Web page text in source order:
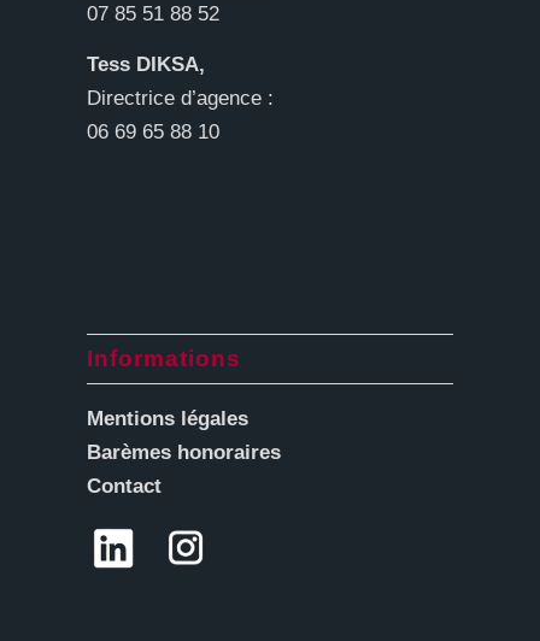
07 85 51 88 52
Tess DIKSA,
Directrice d’agence :
06 69 65 88 10
Informations
Mentions légales
Barèmes honoraires
Contact